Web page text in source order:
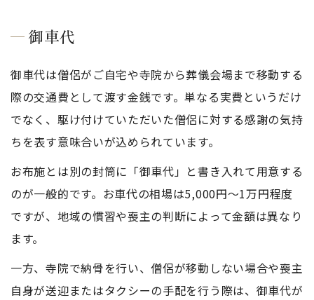
御車代
御車代は僧侶がご自宅や寺院から葬儀会場まで移動する
際の交通費として渡す金銭です。単なる実費というだけ
でなく、駆け付けていただいた僧侶に対する感謝の気持
ちを表す意味合いが込められています。
お布施とは別の封筒に「御車代」と書き入れて用意する
のが一般的です。お車代の相場は5,000円〜1万円程度
ですが、地域の慣習や喪主の判断によって金額は異なり
ます。
一方、寺院で納骨を行い、僧侶が移動しない場合や喪主
自身が送迎またはタクシーの手配を行う際は、御車代が